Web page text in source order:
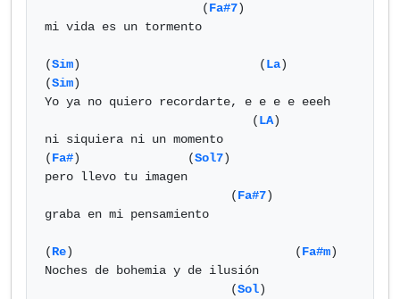
                      (
Fa#7)
mi vida es un tormento
(Sim)                         (La)
(Sim)
Yo ya no quiero recordarte, e e e e eeeh
                             (
LA)
ni siquiera ni un momento
(Fa#)               (Sol7)
pero llevo tu imagen
                          (
Fa#7)
graba en mi pensamiento
(Re)                               (Fa#m)
Noches de bohemia y de ilusión
                          (
Sol)